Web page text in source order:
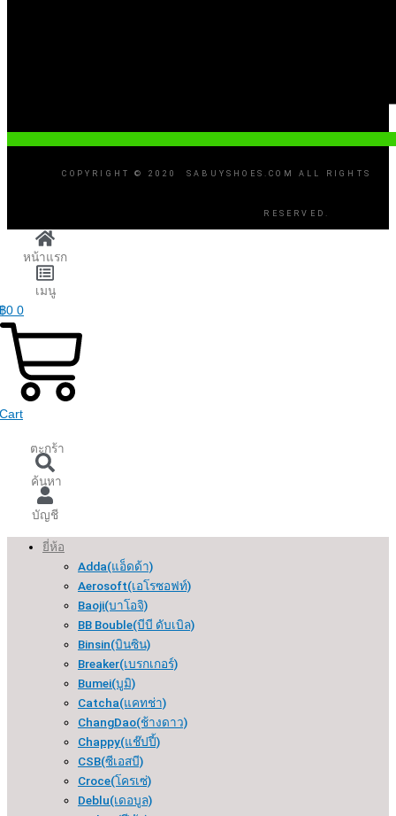
COPYRIGHT © 2020 SABUYSHOES.COM ALL RIGHTS
RESERVED.
หน้าแรก
เมนู
฿0 0
Cart
ตะกร้า
ค้นหา
บัญชี
ยี่ห้อ
Adda(แอ็ดด้า)
Aerosoft(เอโรซอฟท์)
Baoji(บาโอจิ)
BB Bouble(บีบี ดับเบิล)
Binsin(บินซิน)
Breaker(เบรกเกอร์​)
Bumei(บูมิ)
Catcha(แคทช่า)
ChangDao(ช้างดาว)
Chappy(แช๊ปปี้)
CSB(ซีเอสบี)
Croce(โครเซ่)
Deblu(เดอบูล)